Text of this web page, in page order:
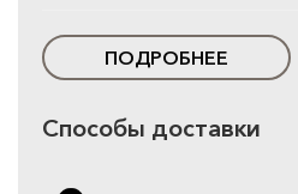
ПОДРОБНЕЕ
Способы доставки